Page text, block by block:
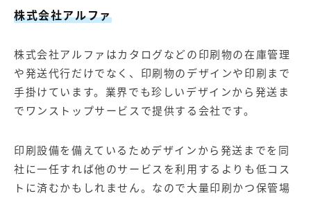
株式会社アルファ
株式会社アルファはカタログなどの印刷物の在庫管理
や発送代行だけでなく、印刷物のデザインや印刷まで
手掛けています。業界でも珍しいデザインから発送ま
でワンストップサービスで提供する会社です。
印刷設備を備えているためデザインから発送までを同
社に一任すれば他のサービスを利用するよりも低コス
トに済むかもしれません。なので大量印刷かつ保管場